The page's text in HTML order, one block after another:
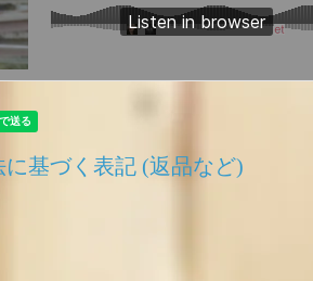
に基づく表記 (返品など)